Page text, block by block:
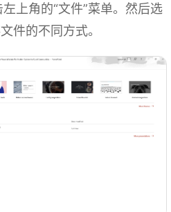
上角的“文件”菜单。然后选
件的不同方式。